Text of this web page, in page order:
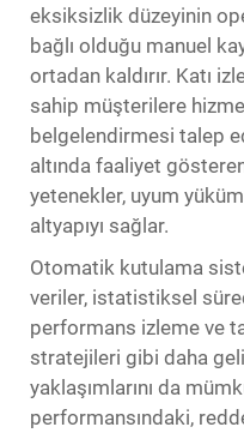
eksiksizlik düzeyinin
bağlı olduğu manuel
ortadan kaldırır. Katı
sahip müşterilere
belgelendirmesi talep
altında faaliyet
yetenekler, uyum
altyapıyı sağlar.
Otomatik kutulama
veriler, istatistiksel
performans izleme ve
stratejileri gibi daha
yaklaşımlarını da
performansındaki,